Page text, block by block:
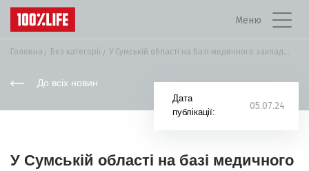
Меню
Головна Без категорії У Сумській області на базі медичного закладу...
До всіх новин
Дата
публікації:
05.07.24
У Сумській області на базі медичного